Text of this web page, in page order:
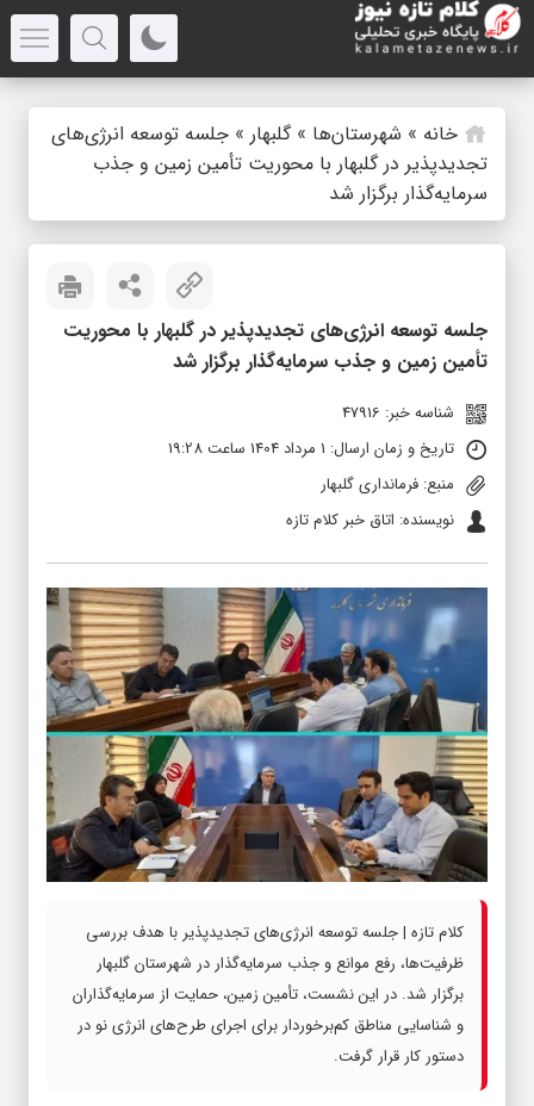
خانه » شهرستان‌ها »گلبهار » جلسه توسعه انرژی‌های
تجدیدپذیر در گلبهار با محوریت تأمین زمین و جذب
سرمایه‌گذار برگزار شد
جلسه توسعه انرژی‌های تجدیدپذیر در گلبهار با محوریت
تأمین زمین و جذب سرمایه‌گذار برگزار شد
شناسه خبر: 47916
تاریخ و زمان ارسال: 1 مرداد 1404 ساعت 19:28
منبع: فرمانداری گلبهار
نویسنده: اتاق خبر کلام تازه
کلام تازه | جلسه توسعه انرژی‌های تجدیدپذیر با هدف بررسی
ظرفیت‌ها، رفع موانع و جذب سرمایه‌گذار در شهرستان گلبهار
برگزار شد. در این نشست، تأمین زمین، حمایت از سرمایه‌گذاران
و شناسایی مناطق کم‌برخوردار برای اجرای طرح‌های انرژی نو در
دستور کار قرار گرفت.